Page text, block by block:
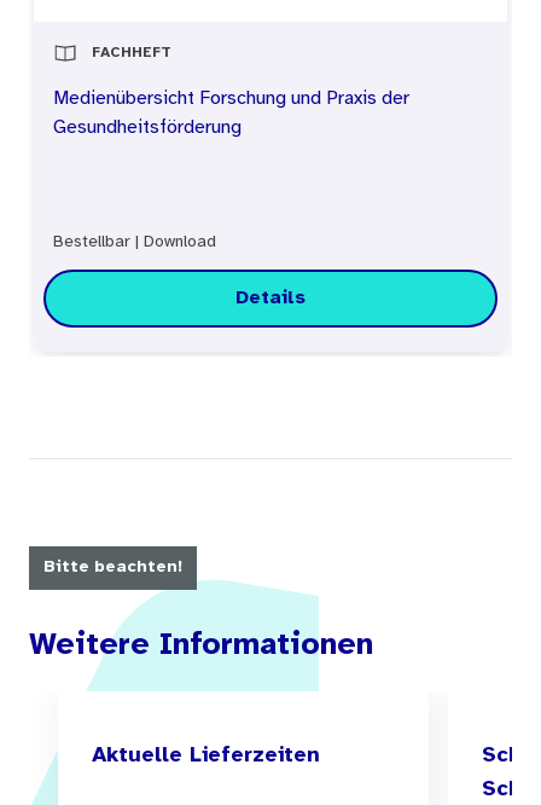
Kommunikationskonzept zu entwickeln, auf
Weiterentwicklung des Systems genutzt werden
können.
Websitemodule untersucht. Es zeigt sich, dass
drugcom.de eine hohe Akzeptanz in der
Zielgruppe genießt, als seriöse
Informationsquelle geschätzt wird und auch bei
eigenen oder dem Drogenkonsum anderer
ergeben, eine wirksame Hilfe sein kann. Die
FACHHEFT
Medienübersicht Forschung und Praxis der
Gesundheitsförderung
Bestellbar Download
Details
Bitte beachten!
Weitere Informationen
Aktuelle Lieferzeiten